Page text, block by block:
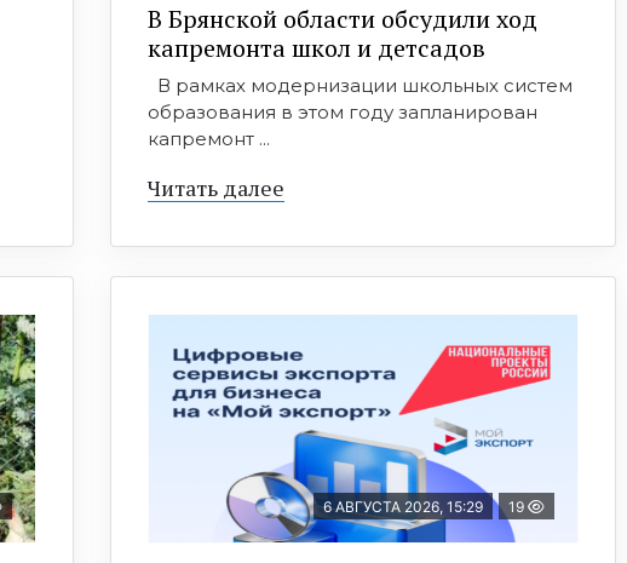
В Брянской области обсудили ход
капремонта школ и детсадов
В рамках модернизации школьных систем
образования в этом году запланирован
капремонт ...
Читать далее
6 АВГУСТА 2026, 15:29 19